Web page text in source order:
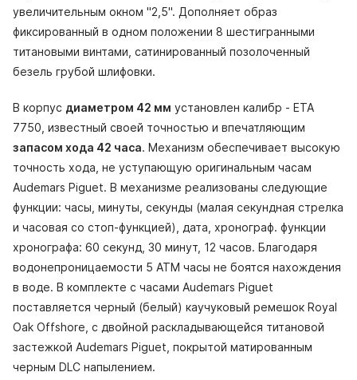
увеличительным окном "2,5". Дополняет образ
фиксированный в одном положении 8 шестигранными
титановыми винтами, сатинированный позолоченный
безель грубой шлифовки.
В корпус диаметром 42 мм установлен калибр - ETA
7750, известный своей точностью и впечатляющим
запасом хода 42 часа. Механизм обеспечивает высокую
точность хода, не уступающую оригинальным часам
Audemars Piguet. В механизме реализованы следующие
функции: часы, минуты, секунды (малая секундная стрелка
и часовая со стоп-функцией), дата, хронограф. функции
хронографа: 60 секунд, 30 минут, 12 часов. Благодаря
водонепроницаемости 5 АТМ часы не боятся нахождения
в воде. В комплекте с часами Audemars Piguet
поставляется черный (белый) каучуковый ремешок Royal
Oak Offshore, с двойной раскладывающейся титановой
застежкой Audemars Piguet, покрытой матированным
черным DLC напылением.